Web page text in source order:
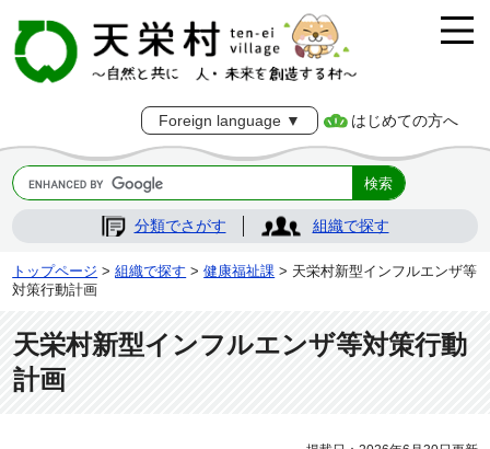
Foreign language ▼ はじめての方へ
分類でさがす 組織で探す
トップページ >組織で探す >健康福祉課 > 天栄村新型インフルエンザ等
対策行動計画
天栄村新型インフルエンザ等対策行動
計画